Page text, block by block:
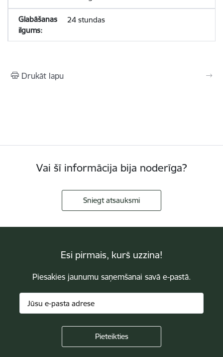
24 stundas
Drukāt lapu
Vai šī informācija bija noderīga?
Sniegt atsauksmi
Esi pirmais, kurš uzzina!
Piesakies jaunumu saņemšanai savā e-pastā.